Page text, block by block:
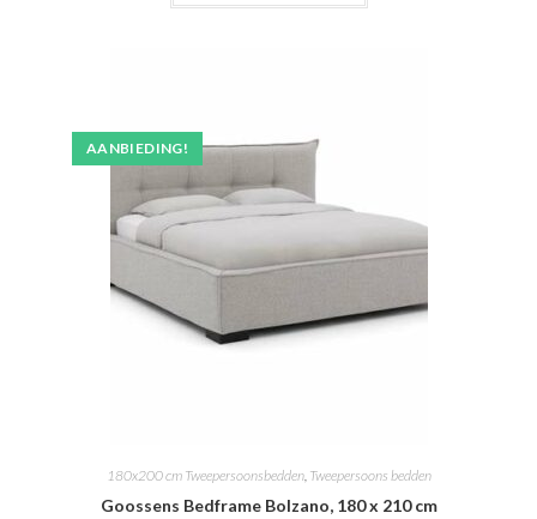
AANBIEDING!
180x200 cm Tweepersoonsbedden, Tweepersoons bedden
Goossens Bedframe Bolzano, 180 x 210 cm